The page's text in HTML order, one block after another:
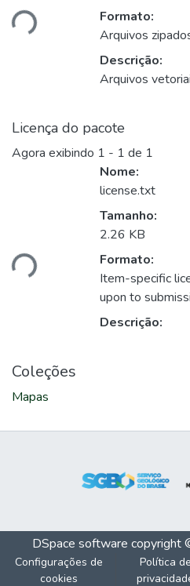
Formato:
Arquivos
Descrição:
Arquivos
Licença do pacote
Agora exibindo 1 - 1 de 1
Nome:
license.txt
Tamanho:
2.26 KB
Formato:
Item-specific
upon to
Descrição:
Coleções
Mapas
DSpace software
Configurações de
cookies
Política de